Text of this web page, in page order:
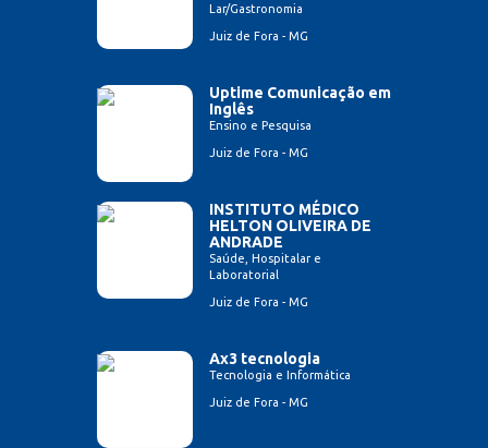
Lar/Gastronomia
Juiz de Fora - MG
Uptime Comunicação em
Inglês
Ensino e Pesquisa
Juiz de Fora - MG
INSTITUTO MÉDICO
HELTON OLIVEIRA DE
ANDRADE
Saúde, Hospitalar e
Laboratorial
Juiz de Fora - MG
Ax3 tecnologia
Tecnologia e Informática
Juiz de Fora - MG